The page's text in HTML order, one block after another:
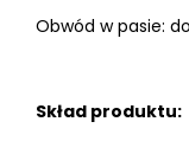
Obwód w pasie:
Skład produktu: